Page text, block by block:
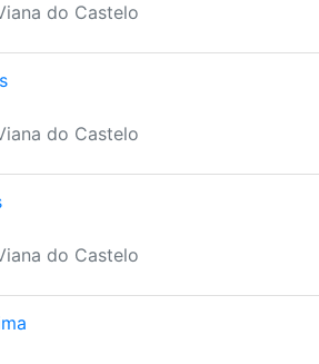
do Castelo
do Castelo
do Castelo